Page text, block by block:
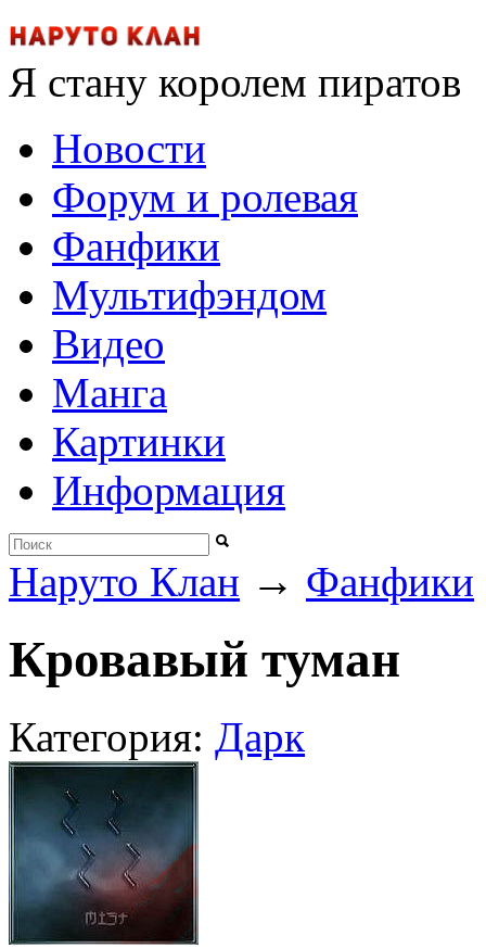
Я стану королем пиратов
Новости
Форум и ролевая
Фанфики
Мультифэндом
Видео
Манга
Картинки
Информация
Наруто Клан → Фанфики
Кровавый туман
Категория: Дарк